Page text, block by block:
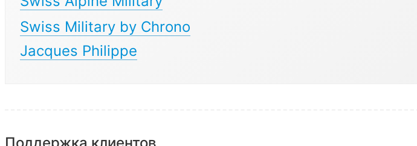
Swiss Military by Chrono
Jacques Philippe
Поддержка клиентов